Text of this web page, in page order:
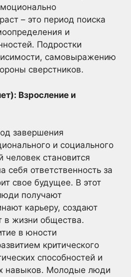
– это период поиска
и
Подростки
самовыражению
сверстников.
Взросление и
завершения
и социального
человек становится
себя ответственность за
свое будущее. В этот
получают
карьеру, создают
в жизни общества.
в юности
критического
способностей и
навыков. Молодые люди